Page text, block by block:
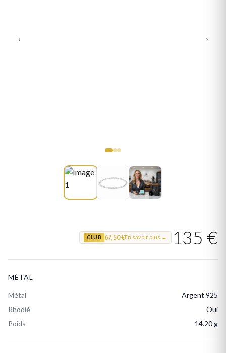
‹ ›
CLUB 67,50 €En savoir plus → 135 €
MÉTAL
Métal
Argent 925
Rhodié
Oui
Poids
14.20 g